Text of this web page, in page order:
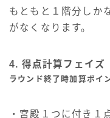
もともと１階分しか
がなくなります。
4. 得点計算フェイズ
ラウンド終了時加算ポイ
・宮殿１つに付き１